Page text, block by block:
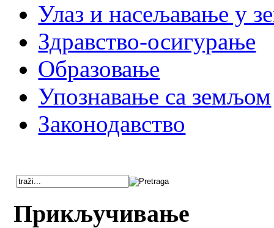
Улаз и насељавање у
Здравство-осигурање
Образовање
Упознавање са земљом
Законодавство
Прикључивање